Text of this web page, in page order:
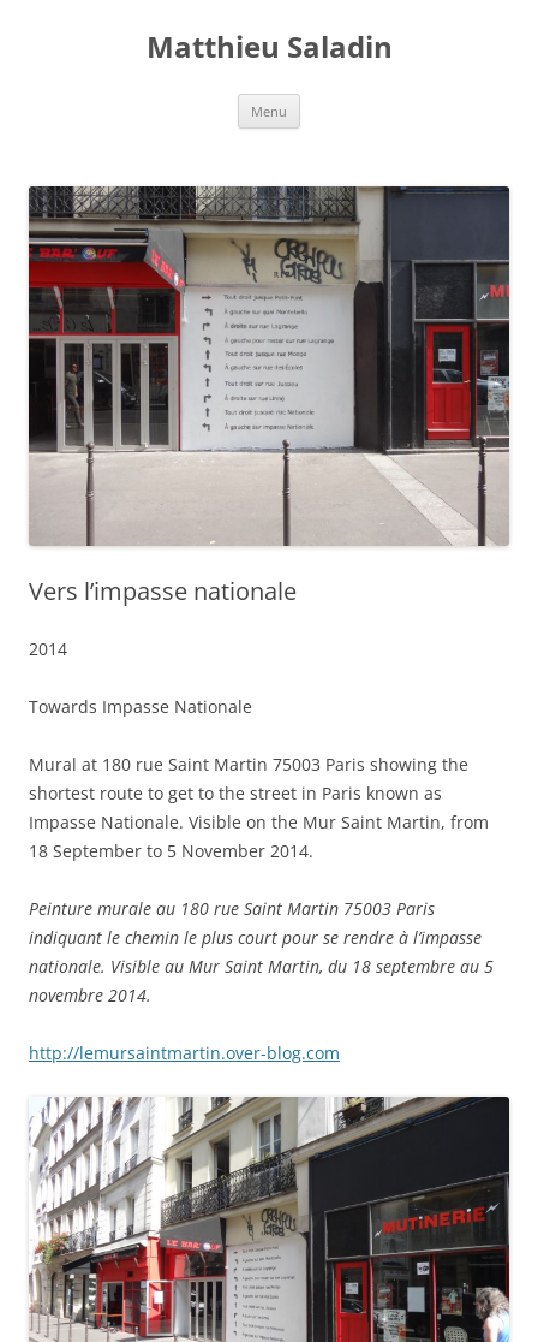
Matthieu Saladin
Menu
Vers l’impasse nationale
2014
Towards Impasse Nationale
Mural at 180 rue Saint Martin 75003 Paris showing the
shortest route to get to the street in Paris known as
Impasse Nationale. Visible on the Mur Saint Martin, from
18 September to 5 November 2014.
Peinture murale au 180 rue Saint Martin 75003 Paris
indiquant le chemin le plus court pour se rendre à l’impasse
nationale. Visible au Mur Saint Martin, du 18 septembre au 5
novembre 2014.
http://lemursaintmartin.over-blog.com